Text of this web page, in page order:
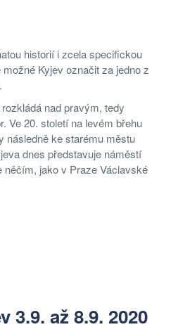
historií i zcela specifickou
Kyjev označit za jedno z
nad pravým, tedy
Ve 20. století na levém břehu
následně ke starému městu
dnes představuje náměstí
něčím, jako v Praze Václavské
3.9. až 8.9. 2020